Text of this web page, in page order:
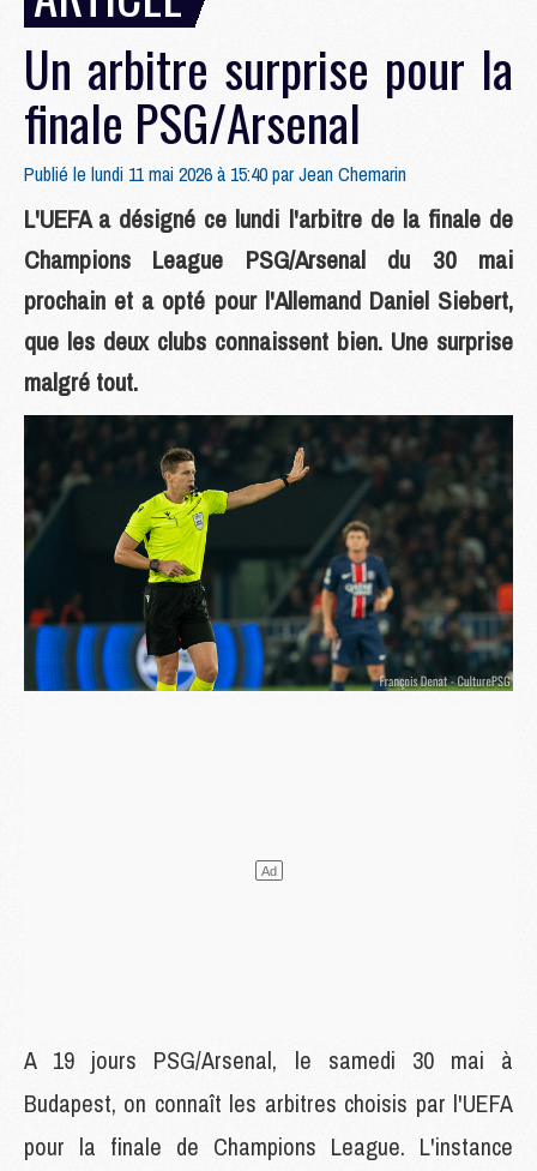
Un arbitre surprise pour la
finale PSG/Arsenal
Publié le lundi 11 mai 2026 à 15:40 parJean Chemarin
L'UEFA a désigné ce lundi l'arbitre de la finale de
Champions League PSG/Arsenal du 30 mai
prochain et a opté pour l'Allemand Daniel Siebert,
que les deux clubs connaissent bien. Une surprise
malgré tout.
A 19 jours PSG/Arsenal, le samedi 30 mai à
Budapest, on connaît les arbitres choisis par l'UEFA
pour la finale de Champions League. L'instance